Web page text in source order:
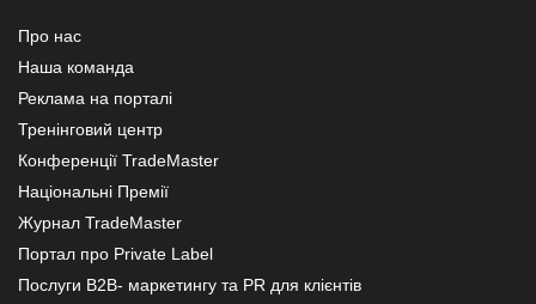
Про нас
Наша команда
Реклама на порталі
Тренінговий центр
Конференції TradeMaster
Національні Премії
Журнал TradeMaster
Портал про Private Label
Послуги В2В- маркетингу та PR для клієнтів